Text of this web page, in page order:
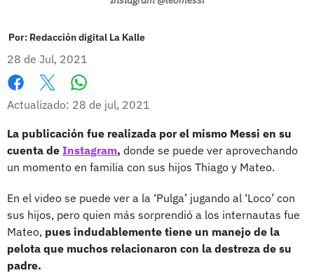
Por: Redacción digital La Kalle
28 de Jul, 2021
Facebook
X
Actualizado: 28 de jul, 2021
La publicación fue realizada por el mismo Messi en su
cuenta de Instagram, donde se puede ver aprovechando
un momento en familia con sus hijos Thiago y Mateo.
En el video se puede ver a la ‘Pulga’ jugando al ‘Loco’ con
sus hijos, pero quien más sorprendió a los internautas fue
Mateo, pues indudablemente tiene un manejo de la
pelota que muchos relacionaron con la destreza de su
padre.